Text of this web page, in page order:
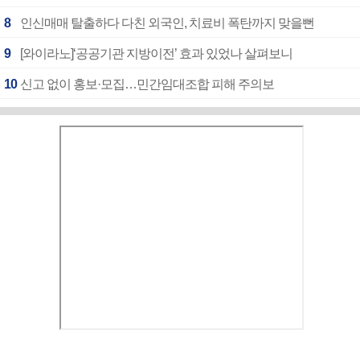
8 인신매매 탈출하다 다친 외국인, 치료비 폭탄까지 맞을뻔
9 [와이라노]‘공공기관 지방이전’ 효과 있었나 살펴보니
10 신고 없이 홍보·모집…민간임대조합 피해 주의보